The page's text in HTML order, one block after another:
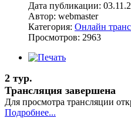
Дата публикации:
Автор: webmaster
Категория: Онлайн
Просмотров: 2963
2 тур.
Трансляция завершена
Для просмотра трансляции
Подробнее...